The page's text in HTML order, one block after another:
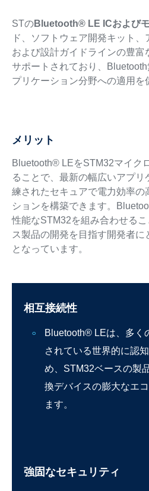
STのBluetooth® LE ICおよび
ド、ソフトウェア開発キット、
および設計ガイドラインの豊富
サポートされており、
プリケーション分野への適用を
メリット
Bluetooth® LEをSTM32マイク
ることで、最新の幅広いアプ
練されたセキュアで電力効率の
ションを構築できます。
性能なSTM32を組み合わせる
ス製品の開発を目指す開発者
となっています。
相互接続性
Bluetooth® LEは、多く
されている世界的に認
め、STM32ベースの製
換デバイスの膨大なエ
ます。
強固なセキュリティ